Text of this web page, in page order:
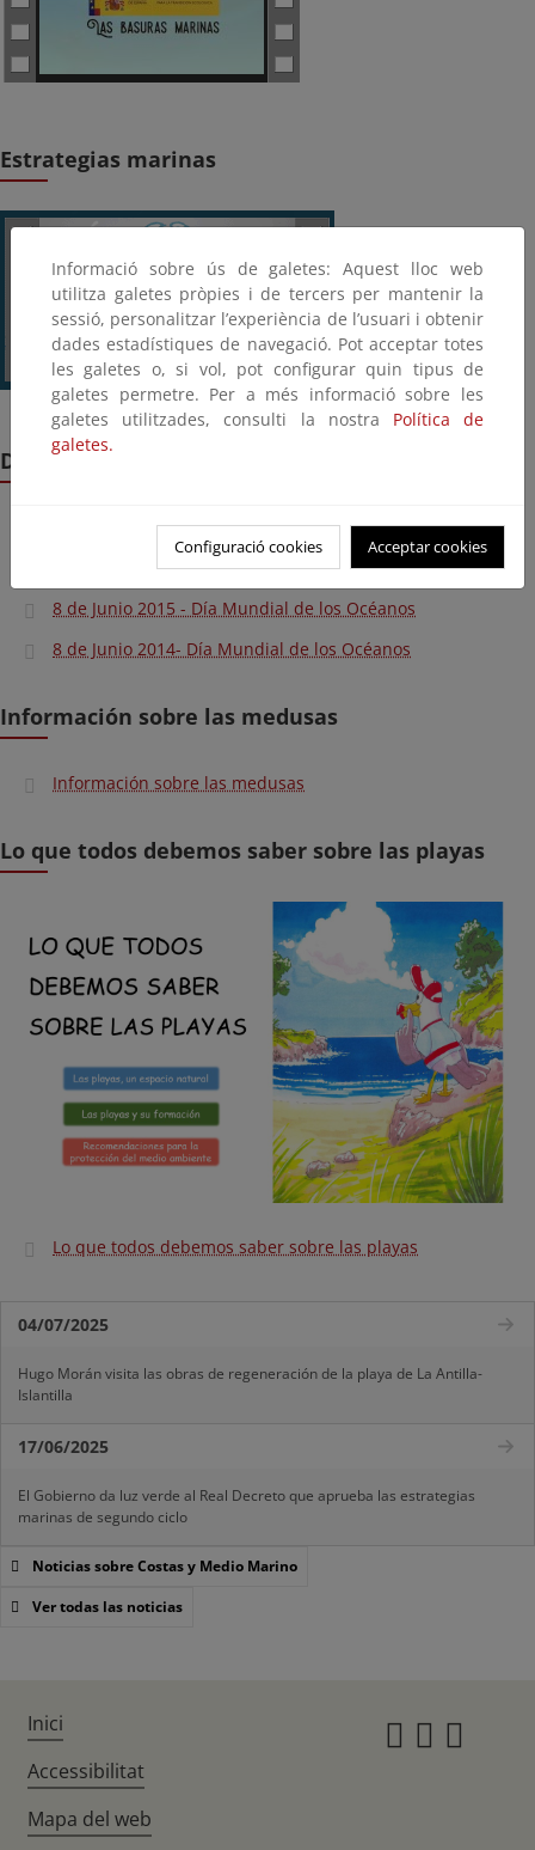
Estrategias marinas
Día Mundial de los Océanos
8 de Junio 2017 - Día Mundial de los Océanos
8 de Junio 2016 - Día Mundial de los Océanos
8 de Junio 2015 - Día Mundial de los Océanos
8 de Junio 2014- Día Mundial de los Océanos
Información sobre las medusas
Información sobre las medusas
Lo que todos debemos saber sobre las playas
Lo que todos debemos saber sobre las playas
04/07/2025
Hugo Morán visita las obras de regeneración de la playa de La Antilla-
Islantilla
17/06/2025
El Gobierno da luz verde al Real Decreto que aprueba las estrategias
marinas de segundo ciclo
Noticias sobre Costas y Medio Marino
Ver todas las noticias
Informació sobre ús de galetes: Aquest lloc web
utilitza galetes pròpies i de tercers per mantenir la
sessió, personalitzar l’experiència de l’usuari i obtenir
dades estadístiques de navegació. Pot acceptar totes
les galetes o, si vol, pot configurar quin tipus de
galetes permetre. Per a més informació sobre les
galetes utilitzades, consulti la nostra Política de
galetes.
Configuració cookies Acceptar cookies
Inici
Accessibilitat
Mapa del web